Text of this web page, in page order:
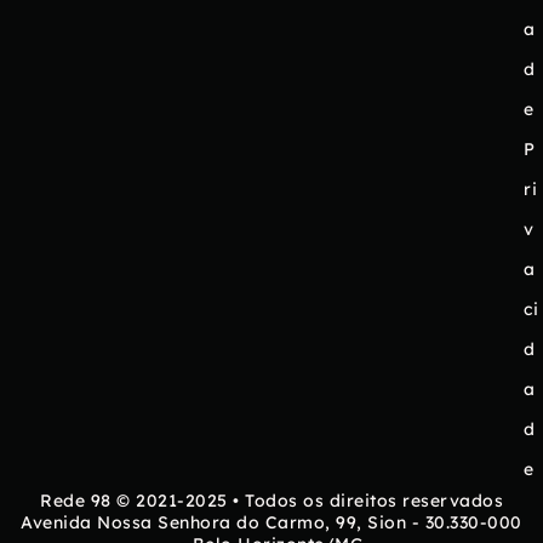
a
d
e
P
ri
v
a
ci
d
a
d
e
Rede 98 © 2021-2025 • Todos os direitos reservados
Avenida Nossa Senhora do Carmo, 99, Sion - 30.330-000